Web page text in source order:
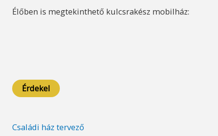
Élőben is megtekinthető kulcsrakész mobilház:
Érdekel
Családi ház tervező